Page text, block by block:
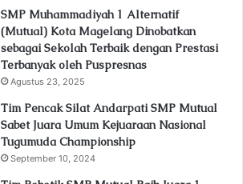
SMP Muhammadiyah 1 Alternatif
(Mutual) Kota Magelang Dinobatkan
sebagai Sekolah Terbaik dengan Prestasi
Terbanyak oleh Puspresnas
Agustus 23, 2025
Tim Pencak Silat Andarpati SMP Mutual
Sabet Juara Umum Kejuaraan Nasional
Tugumuda Championship
September 10, 2024